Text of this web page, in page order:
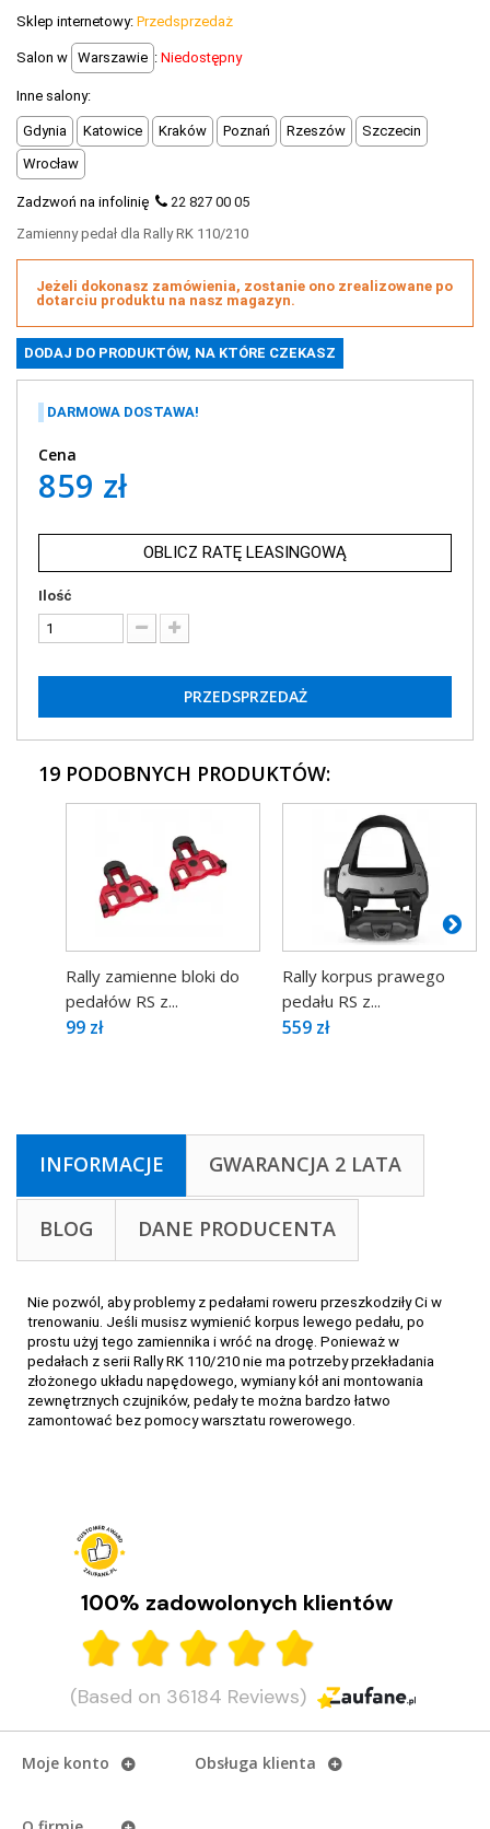
Sklep internetowy: Przedsprzedaż
Salon w Warszawie : Niedostępny
Inne salony:
Gdynia Katowice Kraków Poznań Rzeszów
Szczecin
Wrocław
Zadzwoń na infolinię
22 827 00 05
Zamienny pedał dla Rally RK 110/210
Jeżeli dokonasz zamówienia, zostanie ono zrealizowane po
dotarciu produktu na nasz magazyn.
DARMOWA DOSTAWA!
Cena
859 zł
OBLICZ RATĘ LEASINGOWĄ
Ilość
PRZEDSPRZEDAŻ
19 PODOBNYCH PRODUKTÓW:
Rally zamienne bloki do
pedałów RS z...
99 zł
Rally korpus prawego
pedału RS z...
559 zł
INFORMACJE GWARANCJA 2 LATA
BLOG DANE PRODUCENTA
Nie pozwól, aby problemy z pedałami roweru przeszkodziły Ci w
trenowaniu. Jeśli musisz wymienić korpus lewego pedału, po
prostu użyj tego zamiennika i wróć na drogę. Ponieważ w
pedałach z serii Rally RK 110/210 nie ma potrzeby przekładania
złożonego układu napędowego, wymiany kół ani montowania
zewnętrznych czujników, pedały te można bardzo łatwo
zamontować bez pomocy warsztatu rowerowego.
110 i 210
Garmin Rally 110 i 210 to pedały z miernikiem mocy. Poznaj ich
najważniejsze funkcje, różnice i wybierz model dla siebie.
CZYTAJ DALEJ
100% zadowolonych klientów
(Based on 36184 Reviews)
Moje konto Obsługa klienta